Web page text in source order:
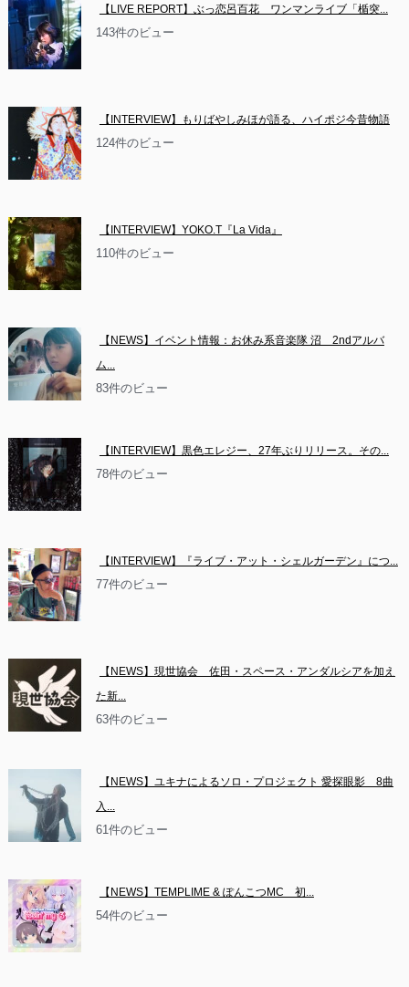
【LIVE REPORT】ぶっ恋呂百花　ワンマンライブ「楯突...
143件のビュー
【INTERVIEW】もりばやしみほが語る、ハイポジ今昔物語
124件のビュー
【INTERVIEW】YOKO.T『La Vida』
110件のビュー
【NEWS】イベント情報：お休み系音楽隊 沼　2ndアルバ
ム...
83件のビュー
【INTERVIEW】黒色エレジー、27年ぶりリリース。その...
78件のビュー
【INTERVIEW】『ライブ・アット・シェルガーデン』につ...
77件のビュー
【NEWS】現世協会　佐田・スペース・アンダルシアを加え
た新...
63件のビュー
【NEWS】ユキナによるソロ・プロジェクト 愛探眼影　8曲
入...
61件のビュー
【NEWS】TEMPLIME & ぽんこつMC　初...
54件のビュー